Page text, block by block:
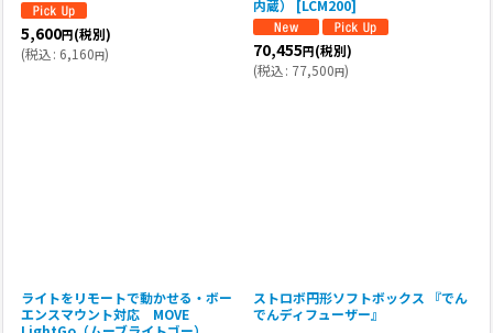
5,600円(税別)
(税込: 6,160円)
内蔵）
[LCM200]
70,455円(税別)
(税込: 77,500円)
ライトをリモートで動かせる・ボー
エンスマウント対応 MOVE
ストロボ円形ソフトボックス 『でん
でんディフューザー』